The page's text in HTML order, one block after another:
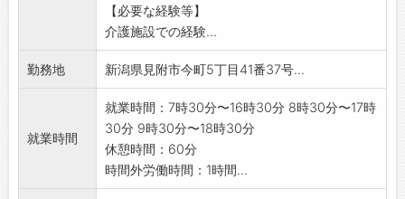
の人らしさを
大切にした寄り添うケア」をモットーに、1ユニ
ット9名の
利用者様に対しサービスやケアを提供していま
変更範囲:会社の定める業務
【必要な経験等】
介護施設での経験...
勤務地 新潟県見附市今町5丁目41番37号...
就業時間
就業時間：7時30分〜16時30分 8時30分〜17時
30分 9時30分〜18時30分
休憩時間：60分
時間外労働時間：1時間...